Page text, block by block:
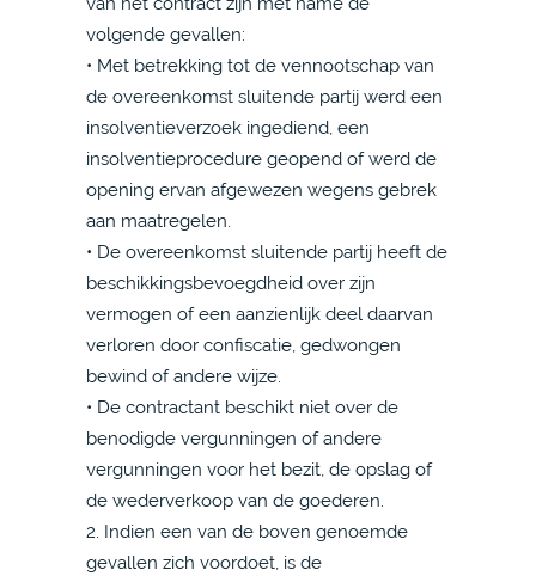
volgende gevallen:
• Met betrekking tot de vennootschap van
de overeenkomst sluitende partij werd een
insolventieverzoek ingediend, een
insolventieprocedure geopend of werd de
opening ervan afgewezen wegens gebrek
aan maatregelen.
• De overeenkomst sluitende partij heeft de
beschikkingsbevoegdheid over zijn
vermogen of een aanzienlijk deel daarvan
verloren door confiscatie, gedwongen
bewind of andere wijze.
• De contractant beschikt niet over de
benodigde vergunningen of andere
vergunningen voor het bezit, de opslag of
de wederverkoop van de goederen.
2. Indien een van de boven genoemde
gevallen zich voordoet, is de